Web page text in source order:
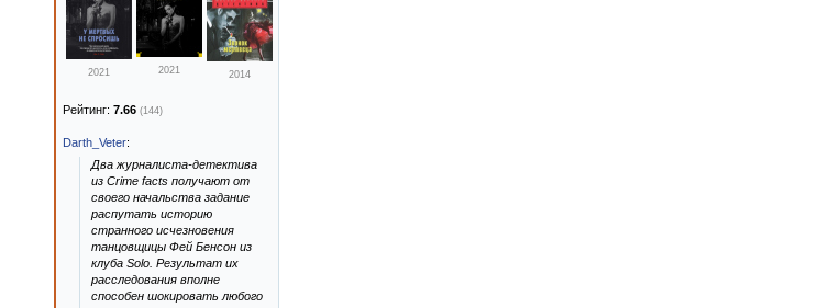
2021 2021 2014
Рейтинг: 7.66 (144)
Darth_Veter:
Два журналиста-детектива
из Crime facts получают от
своего начальства задание
распутать историю
странного исчезновения
танцовщицы Фей Бенсон из
клуба Solo. Результат их
расследования вполне
способен шокировать любого